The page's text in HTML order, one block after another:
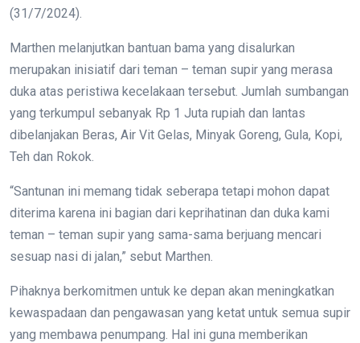
(31/7/2024).
Marthen melanjutkan bantuan bama yang disalurkan
merupakan inisiatif dari teman – teman supir yang merasa
duka atas peristiwa kecelakaan tersebut. Jumlah sumbangan
yang terkumpul sebanyak Rp 1 Juta rupiah dan lantas
dibelanjakan Beras, Air Vit Gelas, Minyak Goreng, Gula, Kopi,
Teh dan Rokok.
“Santunan ini memang tidak seberapa tetapi mohon dapat
diterima karena ini bagian dari keprihatinan dan duka kami
teman – teman supir yang sama-sama berjuang mencari
sesuap nasi di jalan,” sebut Marthen.
Pihaknya berkomitmen untuk ke depan akan meningkatkan
kewaspadaan dan pengawasan yang ketat untuk semua supir
yang membawa penumpang. Hal ini guna memberikan